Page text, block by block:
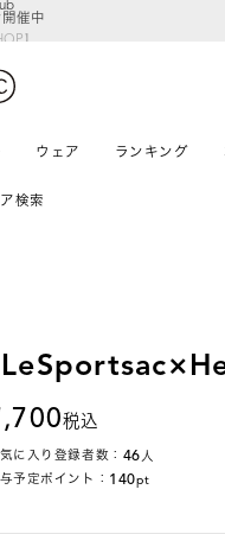
】
トア
ウェア ランキング
検索
税込
に入り登録者数： 46人
予定ポイント： 140pt